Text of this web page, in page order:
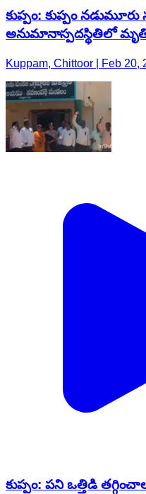
కుప్పం: కుప్పం
అనుమానాస్పదస్థితిలో
Kuppam, Chittoor | Feb 20,
కుప్పం: పని ఒత్తిడి